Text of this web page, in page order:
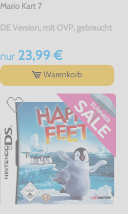
Mario Kart 7
DE Version, mit OVP, gebraucht
nur23,99 €
Warenkorb